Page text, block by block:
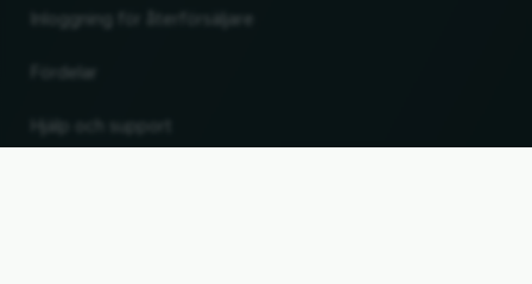
Inloggning för återförsäljare
Fördelar